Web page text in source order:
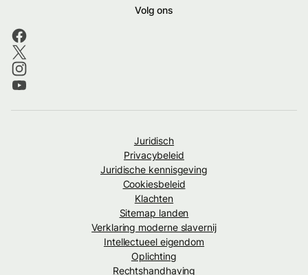
Volg ons
Juridisch
Privacybeleid
Juridische kennisgeving
Cookiesbeleid
Klachten
Sitemap landen
Verklaring moderne slavernij
Intellectueel eigendom
Oplichting
Rechtshandhaving